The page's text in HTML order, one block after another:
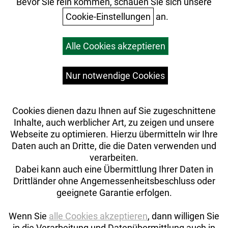
Versandkosten
Cookie-Einstellungen an.
Alle Cookies akzeptieren
Nur notwendige Cookies
Cookies dienen dazu Ihnen auf Sie zugeschnittene
Inhalte, auch werblicher Art, zu zeigen und unsere
Webseite zu optimieren. Hierzu übermitteln wir Ihre
Daten auch an Dritte, die die Daten verwenden und
verarbeiten.
Dabei kann auch eine Übermittlung Ihrer Daten in
Drittländer ohne Angemessenheitsbeschluss oder
geeignete Garantie erfolgen.
Wenn Sie alle Cookies akzeptieren, dann willigen Sie